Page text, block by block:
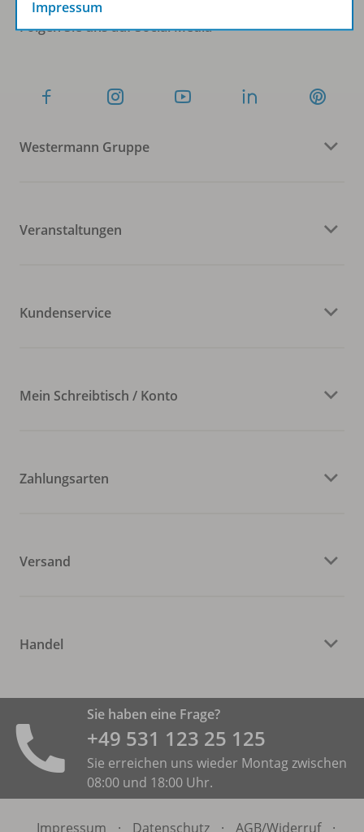
Folgen Sie uns auf Social Media
Westermann Gruppe
Veranstaltungen
Kundenservice
Mein Schreibtisch / Konto
Zahlungsarten
Versand
Handel
Sie haben eine Frage?
+49 531 ­123 25 125
Sie erreichen uns wieder Montag zwischen
08:00 und 18:00 Uhr.
Impressum · Datenschutz · AGB/Widerruf ·
Impressum